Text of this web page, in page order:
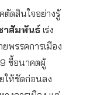
ตัดสินใจอย่างรู้
าสัมพันธ์ เร่ง
พรรคการเมือง
ชี้อนาคตผู้
ให้ชัดก่อนลง